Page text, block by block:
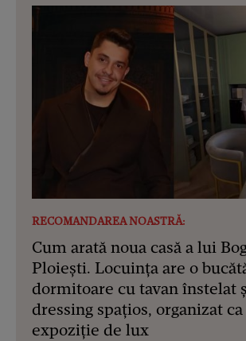
RECOMANDAREA NOASTRĂ:
Cum arată noua casă a lui
Ploiești. Locuința are o
dormitoare cu tavan înstelat
dressing spațios, organizat ca
expoziție de lux